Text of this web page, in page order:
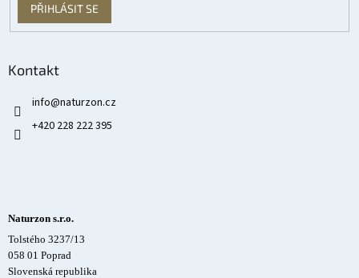
PŘIHLÁSIT SE
Kontakt
info@naturzon.cz
+420 228 222 395
Naturzon s.r.o.
Tolstého 3237/13
058 01 Poprad
Slovenská republika